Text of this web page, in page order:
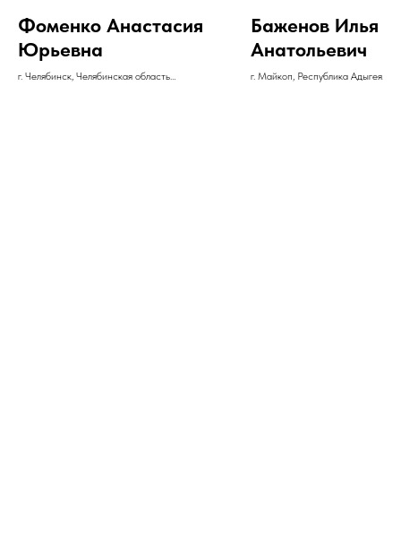
Фоменко Анастасия
Юрьевна
г. Челябинск, Челябинская область
Баженов Илья
Анатольевич
г. Майкоп, Республика Адыгея